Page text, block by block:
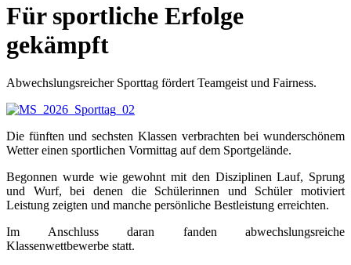
Für sportliche Erfolge
gekämpft
Abwechslungsreicher Sporttag fördert Teamgeist und Fairness.
Die fünften und sechsten Klassen verbrachten bei wunderschönem
Wetter einen sportlichen Vormittag auf dem Sportgelände.
Begonnen wurde wie gewohnt mit den Disziplinen Lauf, Sprung
und Wurf, bei denen die Schülerinnen und Schüler motiviert
Leistung zeigten und manche persönliche Bestleistung erreichten.
Im Anschluss daran fanden abwechslungsreiche
Klassenwettbewerbe statt.